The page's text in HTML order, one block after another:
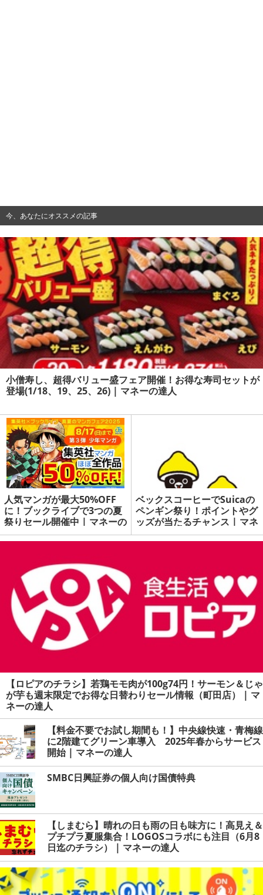
今、あなたにオススメの記事
小僧寿し、超得バリュー盛フェア開催！お得な寿司セットが
登場(1/18、19、25、26) | マネーの達人
人気マンガが最大50%OFF
に！ブックライブで3つの夏
祭りセール開催中 | マネーの
達人
ベックスコーヒーでSuicaの
ペンギン祭り！ポイントやグ
ッズが当たるチャンス | マネ
ーの達人
【ロピアのチラシ】若鶏モモ肉が100g74円！サーモン＆じゃ
が芋も週末限定でお得な日替わりセール情報（町田店） | マ
ネーの達人
【料金不要でお試し期間も！】中央線快速・青梅線
に2階建てグリーン車導入 2025年春からサービス
開始 | マネーの達人
SMBC日興証券の個人向け国債特典
【しまむら】晴れの日も雨の日も味方に！高見え＆
プチプラ夏服集合！LOGOSコラボにも注目（6月8
日迄のチラシ） | マネーの達人